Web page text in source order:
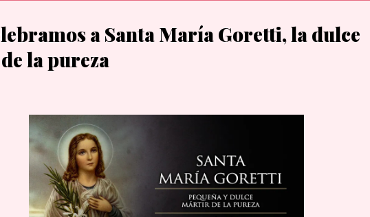
a Santa María Goretti, la dulce
la pureza